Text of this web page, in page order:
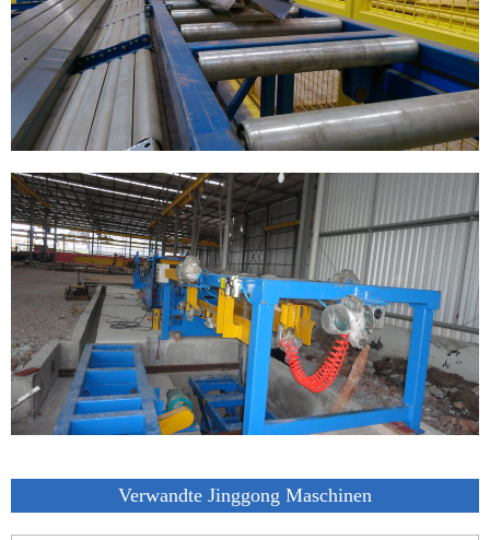
Verwandte Jinggong Maschinen